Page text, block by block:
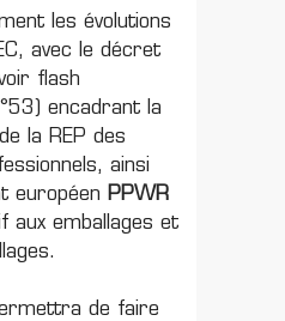
les évolutions
avec le décret
flash
) encadrant la
la REP des
ainsi
européen PPWR
aux emballages et
de faire